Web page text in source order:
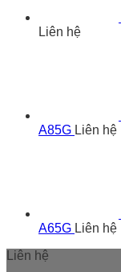
Liên hệ
A85G Liên hệ
A65G Liên hệ
Liên hệ